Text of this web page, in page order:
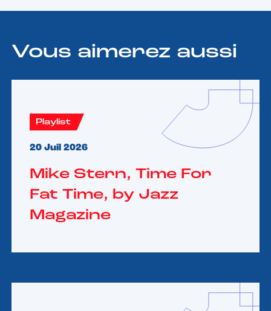
Vous aimerez aussi
Playlist
20 Juil 2026
Mike Stern, Time For
Fat Time, by Jazz
Magazine